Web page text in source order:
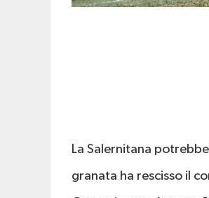
La Salernitana
granata ha rescisso il